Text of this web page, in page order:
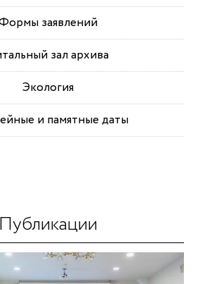
заявлений
зал архива
Экология
и памятные даты
Публикации